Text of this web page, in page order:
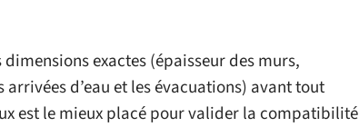
exactes (épaisseur des murs,
d’eau et les évacuations) avant tout
est le mieux placé pour valider la compatibilité